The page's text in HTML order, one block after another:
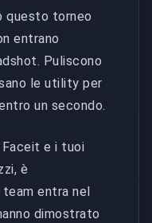
questo torneo
entrano
Puliscono
le utility per
un secondo.
Faceit e i tuoi
è
entra nel
dimostrato